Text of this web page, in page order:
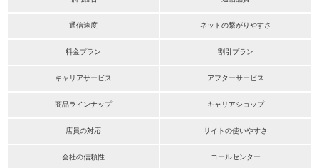
通信速度 ネットの繋がりやすさ
料金プラン 割引プラン
キャリアサービス アフターサービス
商品ラインナップ キャリアショップ
店員の対応 サイトの使いやすさ
会社の信頼性 コールセンター